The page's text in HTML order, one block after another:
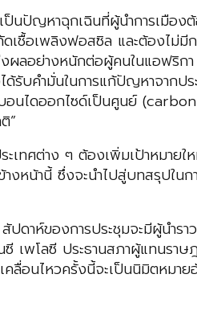
นปัญหาฉุกเฉินที่ผู้นำการเมืองต้
เชื้อเพลิงฟอสซิล และต้องไม่มีก
ลอย่างหนักต่อผู้คนในแอฟริก
ด้รับคำมั่นในการแก้ปัญหาจากปร
บอนไดออกไซด์เป็นศูนย์ (carbon
”
ทศต่าง ๆ ต้องเพิ่มเป้าหมายให
งหน้านี้ ซึ่งจะนำไปสู่บทสรุปในก
ดาห์ของการประชุมจะมีผู้นำร
เพโลซี ประธานสภาผู้แทนราษ
ลื่อนไหวครั้งนี้จะเป็นนิมิตหมา